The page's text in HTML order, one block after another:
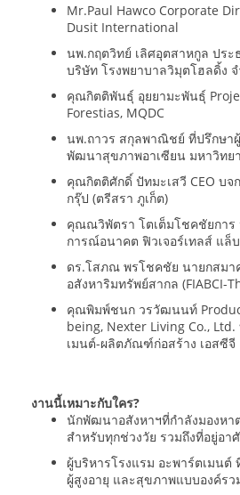
Mr.Paul Hawco Corporate
Dusit International
นพ.กฤตวิทย์ เลิศอุตสาหกูล ประ
บริษัท โรงพยาบาลวิมุตโฮลดิ้ง
คุณกิตติพันธุ์ อุยยามะพันธุ์
Forestias, MQDC
นพ.ถาวร สกุลพาณิชย์ ที่ปรึกษา
พัฒนาสุขภาพอาเซียน มหาวิทย
คุณกิตติศักดิ์ ปัทมะเสวี CEO บ
กรุ๊ป (ตรีสรา ภูเก็ต)
คุณณวิพัตรา โตเต็มโชคชัยการ
การณ์อนาคต ฟิวเจอร์เทลส์ แล็บ
ดร.โสภณ พรโชคชัย นายกสมา
อสังหาริมทรัพย์สากล (FIABCI-
คุณพิมพ์ชนก วรวัฒนนท์
being, Nexter Living Co.,
เมนต์-ผลิตภัณฑ์ก่อสร้าง เอสซีจี
งานนี้เหมาะกับใคร?
นักพัฒนาอสังหาฯที่กำลังมองห
สำหรับทุกช่วงวัย รวมถึงที่อยู่อา
ผู้บริหารโรงแรม อะพาร์ตเมนต์
ผู้สูงอายุ และสุขภาพแบบองค์รว